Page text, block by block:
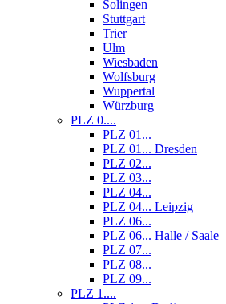
Solingen
Stuttgart
Trier
Ulm
Wiesbaden
Wolfsburg
Wuppertal
Würzburg
PLZ 0....
PLZ 01...
PLZ 01... Dresden
PLZ 02...
PLZ 03...
PLZ 04...
PLZ 04... Leipzig
PLZ 06...
PLZ 06... Halle / Saale
PLZ 07...
PLZ 08...
PLZ 09...
PLZ 1....